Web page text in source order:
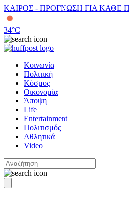
ΚΑΙΡΟΣ - ΠΡΟΓΝΩΣΗ ΓΙΑ ΚΑΘΕ
34°C
Κοινωνία
Πολιτική
Κόσμος
Οικονομία
Άποψη
Life
Entertainment
Πολιτισμός
Αθλητικά
Video